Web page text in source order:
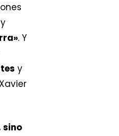
. Y
y
sino